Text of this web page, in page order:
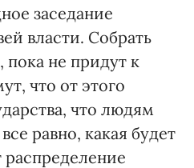
заседание
власти. Собрать
пока не придут к
что от этого
что людям
равно, какая будет
распределение